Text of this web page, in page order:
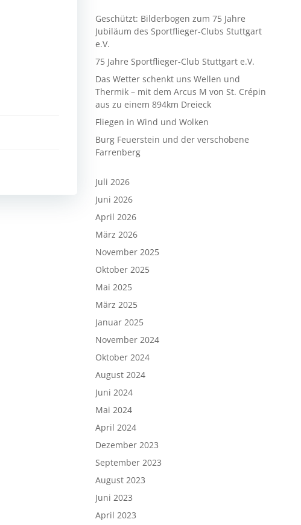
Geschützt: Bilderbogen zum 75 Jahre
Jubiläum des Sportflieger-Clubs Stuttgart
e.V.
75 Jahre Sportflieger-Club Stuttgart e.V.
Das Wetter schenkt uns Wellen und
Thermik – mit dem Arcus M von St. Crépin
aus zu einem 894km Dreieck
Fliegen in Wind und Wolken
Burg Feuerstein und der verschobene
Farrenberg
Juli 2026
Juni 2026
April 2026
März 2026
November 2025
Oktober 2025
Mai 2025
März 2025
Januar 2025
November 2024
Oktober 2024
August 2024
Juni 2024
Mai 2024
April 2024
Dezember 2023
September 2023
August 2023
Juni 2023
April 2023